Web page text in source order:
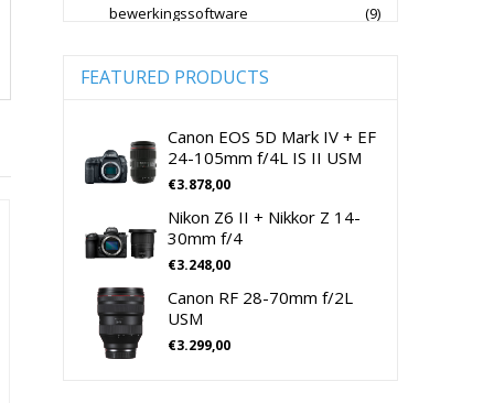
Lowepro Cameratassen
Nikon CSC Full Frame
Nikon Digitale Camera's CSC
Nikon Lenzen Voor SLR Camera's
Panasonic Digitale Camera's CSC
Peak Design Cameratassen
Rode Microphones Cameramicrofoons
Sandisk Geheugenkaarten
bewerkingssoftware
(9)
Camera's
Spiegelreflex camera
(0)
cameralenzen
(196)
Lenzen voor CSC camera's
Lenzen voor SLR camera's
(81)
cameramicrofoons
Cameratassen
(137)
Cameratassen
FEATURED PRODUCTS
Canon EOS 5D Mark IV + EF
24-105mm f/4L IS II USM
€3.878,00
Nikon Z6 II + Nikkor Z 14-
30mm f/4
€3.248,00
Canon RF 28-70mm f/2L
USM
€3.299,00